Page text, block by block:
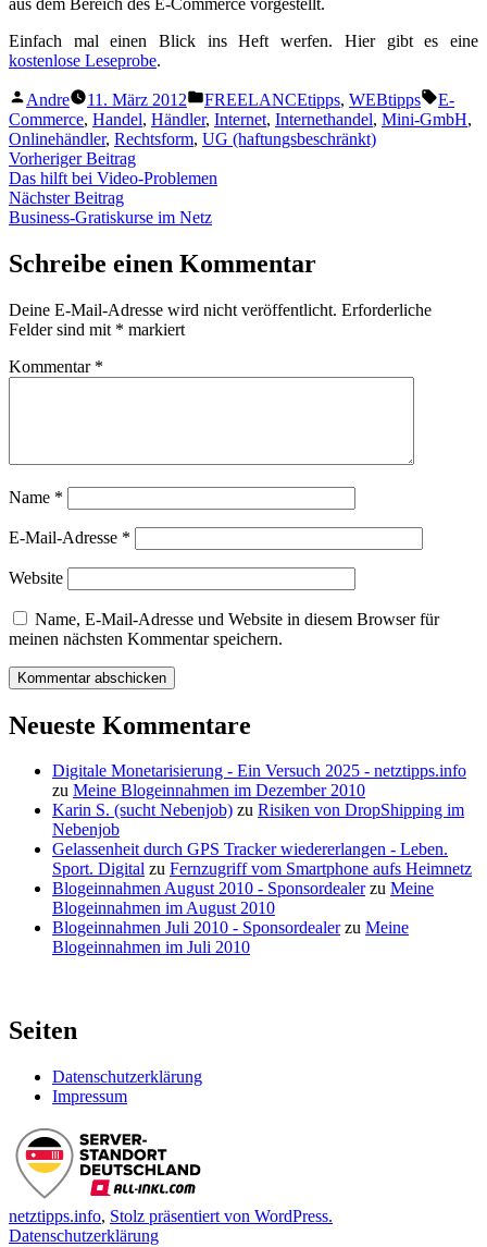
Einfach mal einen Blick ins Heft werfen. Hier gibt es eine
kostenlose Leseprobe.
Veröffentlicht
von
Andre 11. März 2012
Veröffentlicht
unter
FREELANCEtipps, WEBtipps
E-
Commerce, Handel, Händler, Internet, Internethandel, Mini-GmbH,
Onlinehändler, Rechtsform, UG (haftungsbeschränkt)
Beitragsnavigation
Vorheriger BeitragVorheriger
Beitrag:
Das hilft bei Video-Problemen
Nächster BeitragNächster
Beitrag:
Business-Gratiskurse im Netz
Schreibe einen Kommentar
Deine E-Mail-Adresse wird nicht veröffentlicht. Erforderliche
Felder sind mit * markiert
Kommentar *
Name *
E-Mail-Adresse *
Website
Name, E-Mail-Adresse und Website in diesem Browser für
meinen nächsten Kommentar speichern.
Neueste Kommentare
Digitale Monetarisierung - Ein Versuch 2025 - netztipps.info
zu Meine Blogeinnahmen im Dezember 2010
Karin S. (sucht Nebenjob) zu Risiken von DropShipping im
Nebenjob
Gelassenheit durch GPS Tracker wiedererlangen - Leben.
Sport. Digital zu Fernzugriff vom Smartphone aufs Heimnetz
Blogeinnahmen August 2010 - Sponsordealerzu Meine
Blogeinnahmen im August 2010
Blogeinnahmen Juli 2010 - Sponsordealerzu Meine
Blogeinnahmen im Juli 2010
Seiten
Datenschutzerklärung
Impressum
netztipps.info, Stolz präsentiert von WordPress.
Datenschutzerklärung